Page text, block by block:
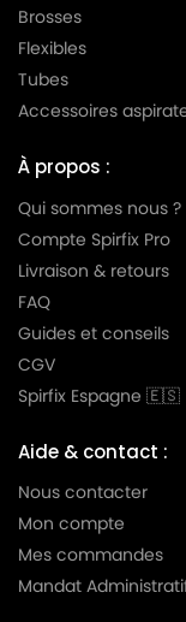
ROWENTA
ROWENTA
ROWENTA
ROWENTA
ROWENTA
Brosses
Flexibles
Tubes
Accessoires
À propos :
Qui sommes nous ?
Compte Spirfix Pro
Livraison & retours
FAQ
Guides et conseils
CGV
Spirfix Espagne 🇪🇸
Aide & contact :
Nous contacter
Mon compte
Mes commandes
Mandat